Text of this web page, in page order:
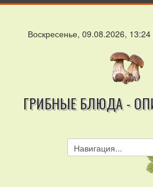
Воскресенье, 09.08.2026, 13:24
ГРИБНЫЕ БЛЮДА -